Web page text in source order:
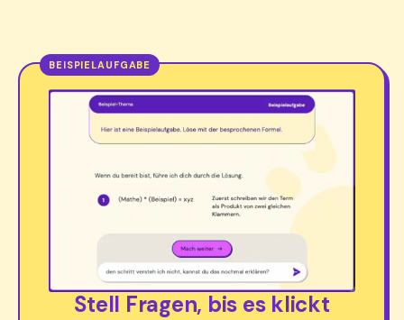
Stell Fragen, bis es klickt